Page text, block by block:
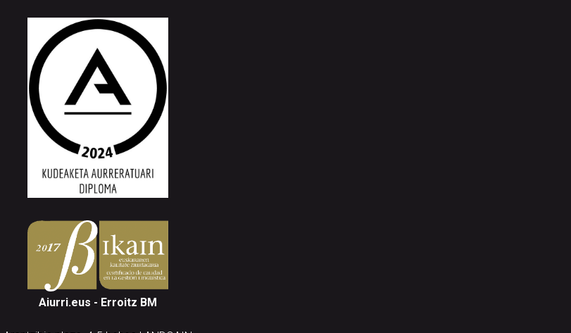
Aiurri.eus - Erroitz BM